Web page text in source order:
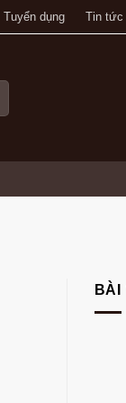
Tuyển dụng Tin tức
BÀI